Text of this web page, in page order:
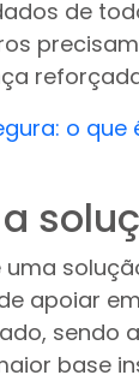
de
o
apoiar
sendo
base